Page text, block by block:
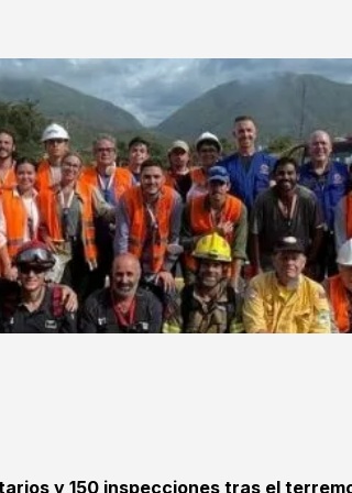
y 150 inspecciones tras el